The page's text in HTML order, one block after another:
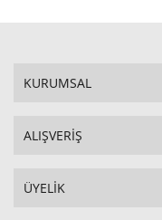
KURUMSAL
ALIŞVERİŞ
ÜYELİK